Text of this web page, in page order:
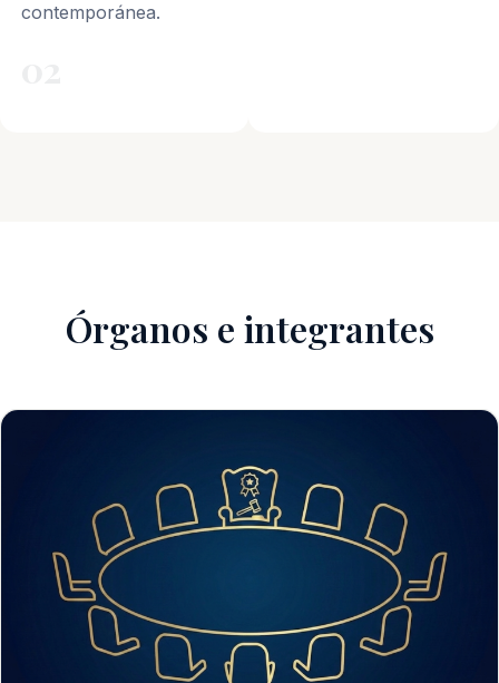
contemporánea.
Órganos e integrantes